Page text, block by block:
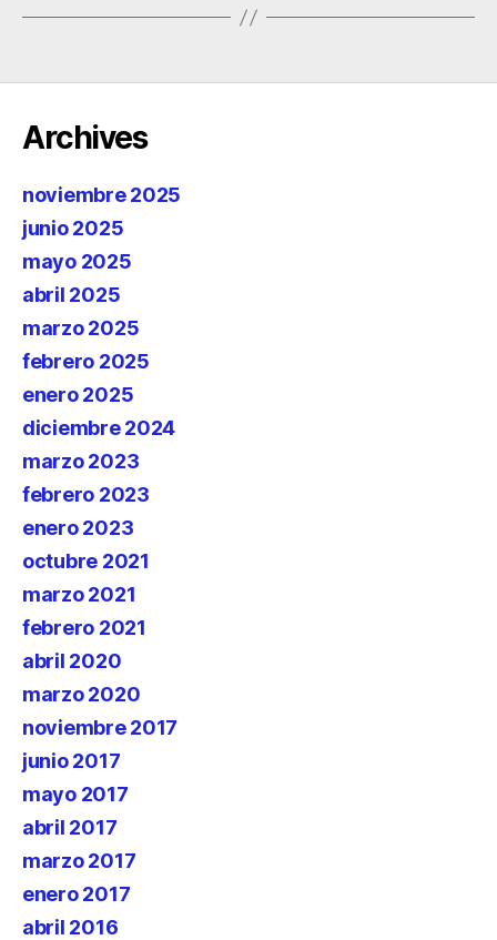
Archives
noviembre 2025
junio 2025
mayo 2025
abril 2025
marzo 2025
febrero 2025
enero 2025
diciembre 2024
marzo 2023
febrero 2023
enero 2023
octubre 2021
marzo 2021
febrero 2021
abril 2020
marzo 2020
noviembre 2017
junio 2017
mayo 2017
abril 2017
marzo 2017
enero 2017
abril 2016